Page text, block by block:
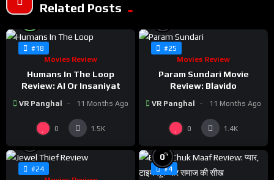
Related Posts
#18
Movies Review
Humans In The Loop
Review: AI Or Insaniyat
VR Panghal 11 Months Ago
0 1.5K
#25
Movies Review
Param Sundari Movie
Review: Blavido
VR Panghal 11 Months Ago
0 1.4K
#24 #4
0%